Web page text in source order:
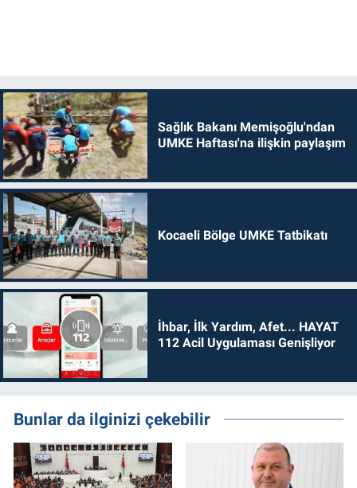
Sağlık Bakanı Memişoğlu'ndan
UMKE Haftası'na ilişkin paylaşım
Kocaeli Bölge UMKE Tatbikatı
İhbar, İlk Yardım, Afet... HAYAT
112 Acil Uygulaması Genişliyor
Bunlar da ilginizi çekebilir